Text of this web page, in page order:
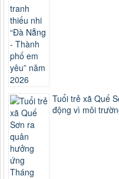
Tuổi trẻ xã Quế
động vì môi